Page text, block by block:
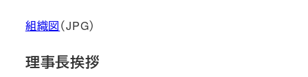
組織図（JPG）
理事長挨拶